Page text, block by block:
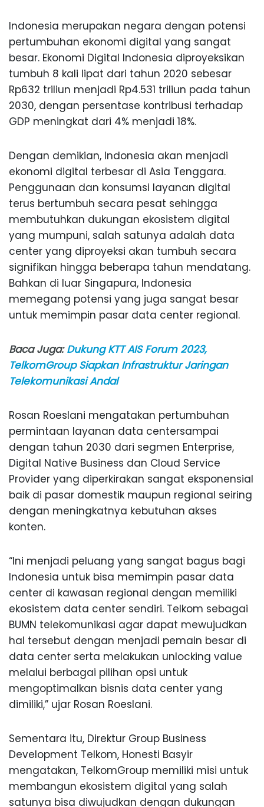
Indonesia merupakan negara dengan potensi
pertumbuhan ekonomi digital yang sangat
besar. Ekonomi Digital Indonesia diproyeksikan
tumbuh 8 kali lipat dari tahun 2020 sebesar
Rp632 triliun menjadi Rp4.531 triliun pada tahun
2030, dengan persentase kontribusi terhadap
GDP meningkat dari 4% menjadi 18%.
Dengan demikian, Indonesia akan menjadi
ekonomi digital terbesar di Asia Tenggara.
Penggunaan dan konsumsi layanan digital
terus bertumbuh secara pesat sehingga
membutuhkan dukungan ekosistem digital
yang mumpuni, salah satunya adalah data
center yang diproyeksi akan tumbuh secara
signifikan hingga beberapa tahun mendatang.
Bahkan di luar Singapura, Indonesia
memegang potensi yang juga sangat besar
untuk memimpin pasar data center regional.
Baca Juga:Dukung KTT AIS Forum 2023,
TelkomGroup Siapkan Infrastruktur Jaringan
Telekomunikasi Andal
Rosan Roeslani mengatakan pertumbuhan
permintaan layanan data centersampai
dengan tahun 2030 dari segmen Enterprise,
Digital Native Business dan Cloud Service
Provider yang diperkirakan sangat eksponensial
baik di pasar domestik maupun regional seiring
dengan meningkatnya kebutuhan akses
konten.
“Ini menjadi peluang yang sangat bagus bagi
Indonesia untuk bisa memimpin pasar data
center di kawasan regional dengan memiliki
ekosistem data center sendiri. Telkom sebagai
BUMN telekomunikasi agar dapat mewujudkan
hal tersebut dengan menjadi pemain besar di
data center serta melakukan unlocking value
melalui berbagai pilihan opsi untuk
mengoptimalkan bisnis data center yang
dimiliki,” ujar Rosan Roeslani.
Sementara itu, Direktur Group Business
Development Telkom, Honesti Basyir
mengatakan, TelkomGroup memiliki misi untuk
membangun ekosistem digital yang salah
satunya bisa diwujudkan dengan dukungan